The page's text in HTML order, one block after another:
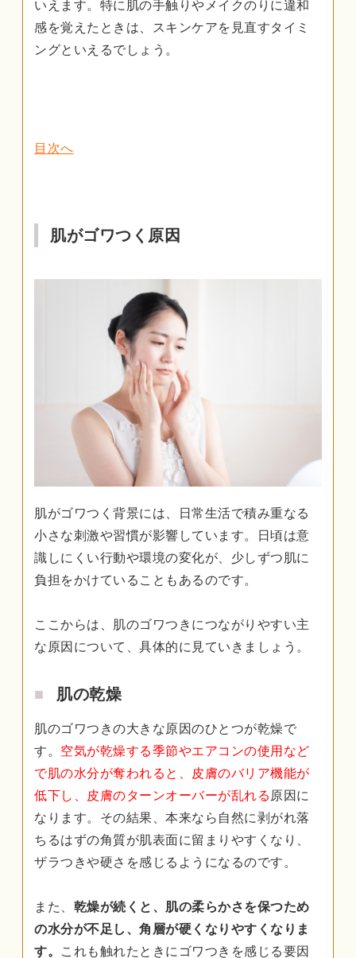
いえます。特に肌の手触りやメイクのりに違和
感を覚えたときは、スキンケアを見直すタイミ
ングといえるでしょう。
目次へ
肌がゴワつく原因
肌がゴワつく背景には、日常生活で積み重なる
小さな刺激や習慣が影響しています。日頃は意
識しにくい行動や環境の変化が、少しずつ肌に
負担をかけていることもあるのです。
ここからは、肌のゴワつきにつながりやすい主
な原因について、具体的に見ていきましょう。
肌の乾燥
肌のゴワつきの大きな原因のひとつが乾燥で
す。 空気が乾燥する季節やエアコンの使用など
で肌の水分が奪われると、皮膚のバリア機能が
低下し、皮膚のターンオーバーが乱れる原因に
なります。その結果、本来なら自然に剥がれ落
ちるはずの角質が肌表面に留まりやすくなり、
ザラつきや硬さを感じるようになるのです。
また、 乾燥が続くと、肌の柔らかさを保つため
の水分が不足し、角層が硬くなりやすくなりま
す。
これも触れたときにゴワつきを感じる要因